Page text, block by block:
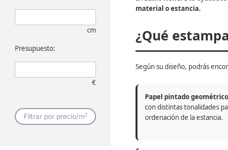
material o estancia.
¿Qué
Según su diseño, podrás
Papel pintado geométrico
con distintas tonalidades
ordenación de la estancia.
cm
Presupuesto:
€
Filtrar por precio/m2